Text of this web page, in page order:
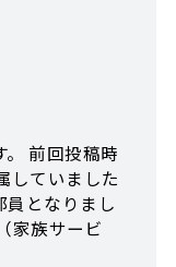
前回投稿時
していました
員となりまし
家族サービ